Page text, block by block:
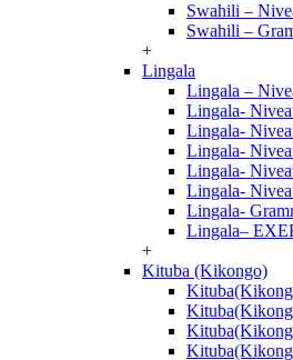
Swahili –
Swahili –
+
Lingala
Lingala –
Lingala-
Lingala-
Lingala-
Lingala-
Lingala-
Lingala-
Lingala–
+
Kituba (Kikongo)